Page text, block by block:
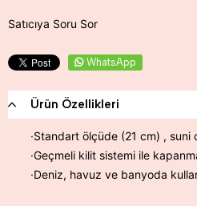
Satıcıya Soru Sor
WhatsApp
Ürün Özellikleri
·Standart ölçüde (21 cm) , suni
·Geçmeli kilit sistemi ile
·Deniz, havuz ve banyoda